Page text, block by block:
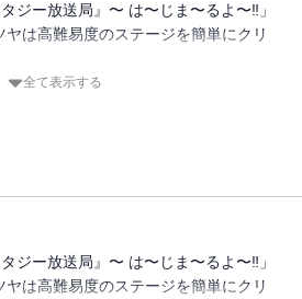
ジー放送局』〜 は〜じま〜るよ〜‼」
は高難易度のステージを簡単にクリ
の投げ銭と「私の世界を救ってくれま
・・。
ら魔王軍やらがでてきたり・・・
ことができるのか⁉
全て表示する
ジー放送局』〜 は〜じま〜るよ〜‼」
は高難易度のステージを簡単にクリ